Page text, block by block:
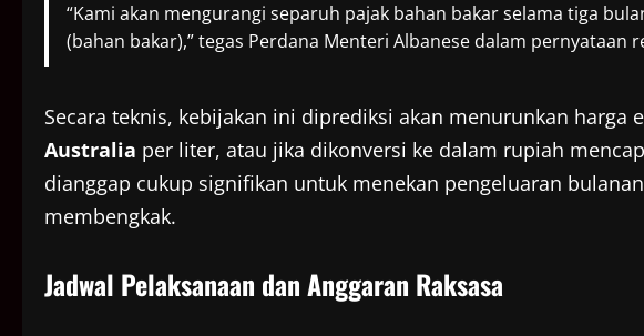
“Kami akan mengurangi separuh pajak bahan bakar selama tiga
(bahan bakar),” tegas Perdana Menteri Albanese dalam pernyataan
Secara teknis, kebijakan ini diprediksi akan menurunkan harga
Australia per liter, atau jika dikonversi ke dalam rupiah
dianggap cukup signifikan untuk menekan pengeluaran
membengkak.
Jadwal Pelaksanaan dan Anggaran Raksasa